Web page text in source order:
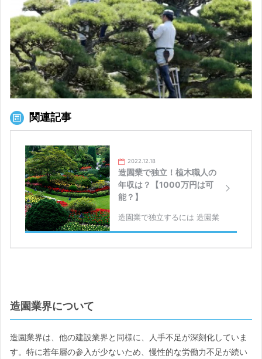
造園業界について
造園業界は、他の建設業界と同様に、人手不足が深刻化していま
す。特に若年層の参入が少ないため、慢性的な労働力不足が続い